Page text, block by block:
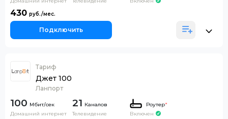
430
Подключить
Тариф
Джет 100
Ланпорт
100
Домашний интернет
21 Каналов
Телевидение
Роутер*
Включен